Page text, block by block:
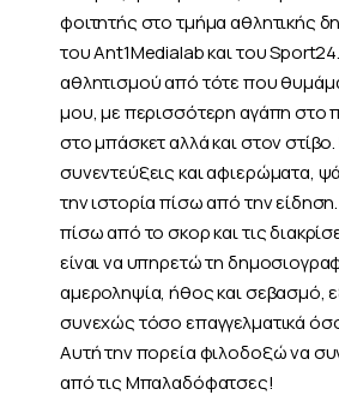
φοιτητής στο τμήμα αθλητικής
του Ant1Medialab και του
αθλητισμού από τότε που
μου, με περισσότερη αγάπη στο
στο μπάσκετ αλλά και στον
συνεντεύξεις και αφιερώματα,
την ιστορία πίσω από την
πίσω από το σκορ και τις
είναι να υπηρετώ τη
αμεροληψία, ήθος και σεβασμό,
συνεχώς τόσο επαγγελματικά
Αυτή την πορεία φιλοδοξώ να
από τις Μπαλαδόφατσες!